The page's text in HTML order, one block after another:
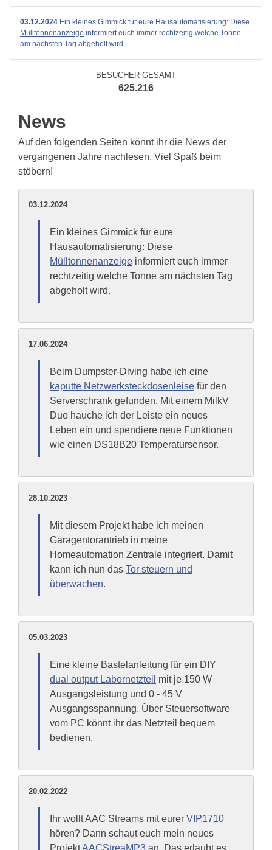
03.12.2024 Ein kleines Gimmick für eure Hausautomatisierung: Diese
Mülltonnenanzeige informiert euch immer rechtzeitig welche Tonne
am nächsten Tag abgeholt wird.
BESUCHER GESAMT
625.216
News
Auf den folgenden Seiten könnt ihr die News der
vergangenen Jahre nachlesen. Viel Spaß beim
stöbern!
03.12.2024
Ein kleines Gimmick für eure
Hausautomatisierung: Diese
Mülltonnenanzeige informiert euch immer
rechtzeitig welche Tonne am nächsten Tag
abgeholt wird.
17.06.2024
Beim Dumpster-Diving habe ich eine
kaputte Netzwerksteckdosenleise für den
Serverschrank gefunden. Mit einem MilkV
Duo hauche ich der Leiste ein neues
Leben ein und spendiere neue Funktionen
wie einen DS18B20 Temperatursensor.
28.10.2023
Mit diesem Projekt habe ich meinen
Garagentorantrieb in meine
Homeautomation Zentrale integriert. Damit
kann ich nun das Tor steuern und
überwachen.
05.03.2023
Eine kleine Bastelanleitung für ein DIY
dual output Labornetzteil mit je 150 W
Ausgangsleistung und 0 - 45 V
Ausgangsspannung. Über Steuersoftware
vom PC könnt ihr das Netzteil bequem
bedienen.
20.02.2022
Ihr wollt AAC Streams mit eurer VIP1710
hören? Dann schaut euch mein neues
ProjektAACStreaMP3 an. Das erlaubt es